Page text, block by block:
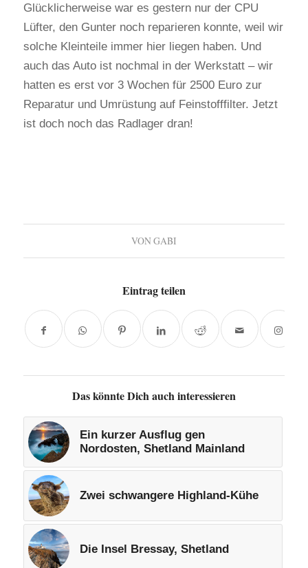
Glücklicherweise war es gestern nur der CPU
Lüfter, den Gunter noch reparieren konnte, weil wir
solche Kleinteile immer hier liegen haben. Und
auch das Auto ist nochmal in der Werkstatt – wir
hatten es erst vor 3 Wochen für 2500 Euro zur
Reparatur und Umrüstung auf Feinstofffilter. Jetzt
ist doch noch das Radlager dran!
VONGABI
Eintrag teilen
Das könnte Dich auch interessieren
Ein kurzer Ausflug gen
Nordosten, Shetland Mainland
Zwei schwangere Highland-Kühe
Die Insel Bressay, Shetland